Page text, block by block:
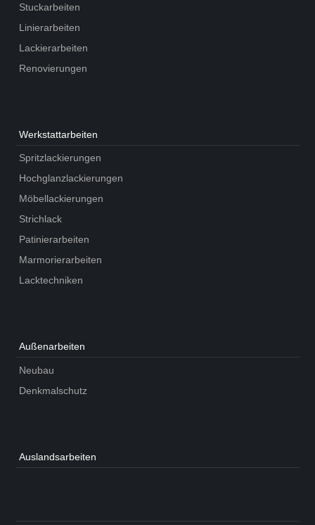
Stuckarbeiten
Linierarbeiten
Lackierarbeiten
Renovierungen
Werkstatt­arbeiten
Spritzlackierungen
Hochglanzlackierungen
Möbellackierungen
Strichlack
Patinierarbeiten
Marmorierarbeiten
Lacktechniken
Außen­arbeiten
Neubau
Denkmalschutz
Auslands­arbeiten